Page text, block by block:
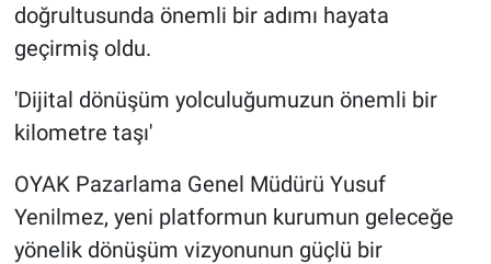
doğrultusunda önemli bir adımı hayata
geçirmiş oldu.
'Dijital dönüşüm yolculuğumuzun önemli bir
kilometre taşı'
OYAK Pazarlama Genel Müdürü Yusuf
Yenilmez, yeni platformun kurumun geleceğe
yönelik dönüşüm vizyonunun güçlü bir